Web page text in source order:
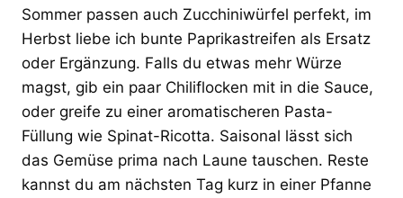
Sommer passen auch Zucchiniwürfel perfekt, im
Herbst liebe ich bunte Paprikastreifen als Ersatz
oder Ergänzung. Falls du etwas mehr Würze
magst, gib ein paar Chiliflocken mit in die Sauce,
oder greife zu einer aromatischeren Pasta-
Füllung wie Spinat-Ricotta. Saisonal lässt sich
das Gemüse prima nach Laune tauschen. Reste
kannst du am nächsten Tag kurz in einer Pfanne